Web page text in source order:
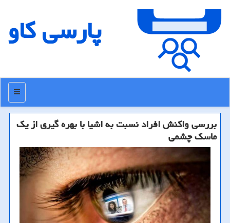
پارسی كاو
منو
بررسی واكنش افراد نسبت به اشیا با بهره گیری از یك
ماسك چشمی